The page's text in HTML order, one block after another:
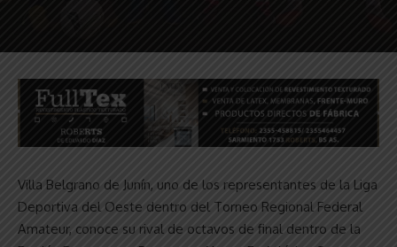
Villa Belgrano de Junín, uno de los representantes de la Liga
Deportiva del Oeste dentro del Torneo Regional Federal
Amateur, conoce su rival de octavos de final dentro de la